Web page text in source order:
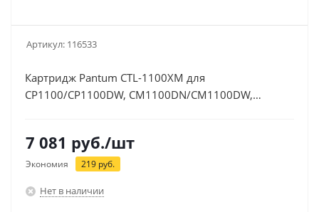
Артикул: 116533
Картридж Pantum CTL-1100XM для
CP1100/CP1100DW, CM1100DN/CM1100DW,
7 081 руб./шт
Экономия 219 руб.
Нет в наличии